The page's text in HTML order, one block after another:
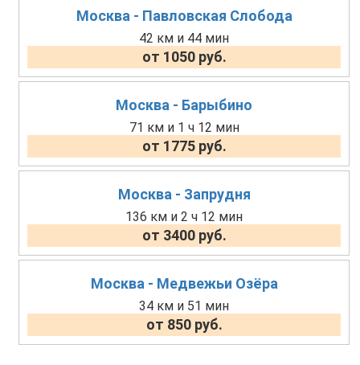
Москва - Павловская Слобода
42 км и 44 мин
от 1050 руб.
Москва - Барыбино
71 км и 1 ч 12 мин
от 1775 руб.
Москва - Запрудня
136 км и 2 ч 12 мин
от 3400 руб.
Москва - Медвежьи Озёра
34 км и 51 мин
от 850 руб.